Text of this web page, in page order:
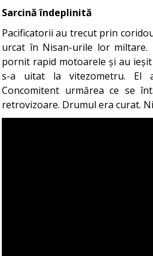
Sarcină îndeplinită
Pacificatorii au trecut prin
urcat în Nisan-urile lor
pornit rapid motoarele și au
s-a uitat la vitezometru. El
Concomitent urmărea ce se
retrovizoare. Drumul era curat.